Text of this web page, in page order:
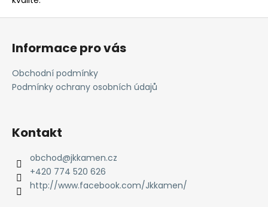
?
D
p
o
r
u
Z
Informace pro vás
Obchodní podmínky
Podmínky ochrany osobních údajů
Kontakt
obchod@jkkamen.cz
+420 774 520 626
http://www.facebook.com/Jkkamen/